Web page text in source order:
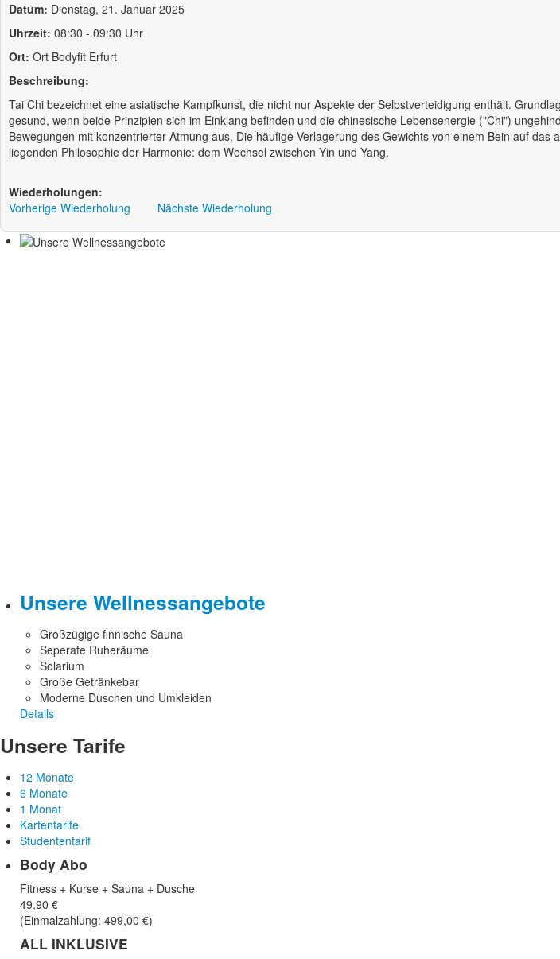
Datum: Dienstag, 21. Januar 2025
Uhrzeit: 08:30 - 09:30 Uhr
Ort: Ort Bodyfit Erfurt
Beschreibung:
Tai Chi bezeichnet eine asiatische Kampfkunst, die nicht nur Aspekte der Selbstverteidigung enthält.
gesund, wenn beide Prinzipien sich im Einklang befinden und die chinesische Lebensenergie ("Chi")
Bewegungen mit konzentrierter Atmung aus. Die häufige Verlagerung des Gewichts von einem Bein auf
liegenden Philosophie der Harmonie: dem Wechsel zwischen Yin und Yang.
Wiederholungen:
Vorherige Wiederholung
Nächste Wiederholung
Unsere Wellnessangebote
Großzügige finnische Sauna
Seperate Ruheräume
Solarium
Große Getränkebar
Moderne Duschen und Umkleiden
Details
Unsere Tarife
12 Monate
6 Monate
1 Monat
Kartentarife
Studententarif
Body Abo
Fitness + Kurse + Sauna + Dusche
49,90 €
(Einmalzahlung: 499,00 €)
ALL INKLUSIVE